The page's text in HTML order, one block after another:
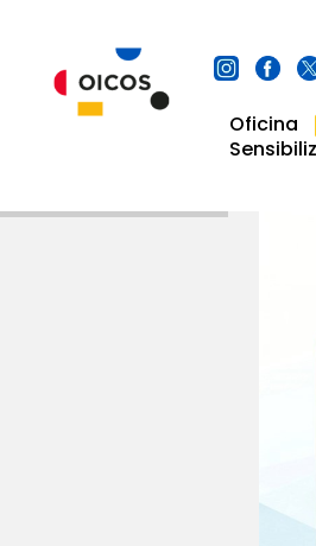
Main
Oficina